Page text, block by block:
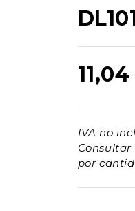
11,04
IVA no
Consultar
por